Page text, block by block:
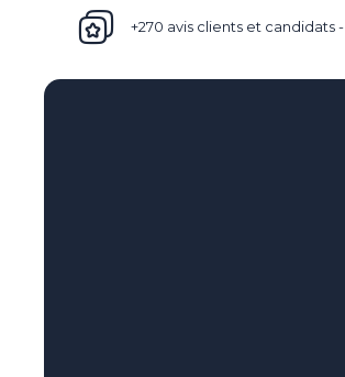
+270 avis clients et candidats -